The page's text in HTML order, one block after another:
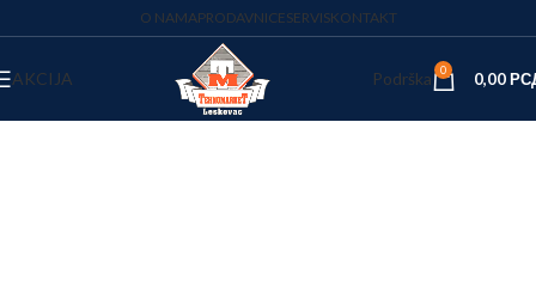
O NAMAPRODAVNICESERVISKONTAKT
AKCIJA Podrška 0 0,00